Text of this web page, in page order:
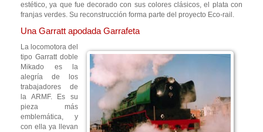
estético, ya que fue decorado con sus colores clásicos, el plata con
franjas verdes. Su reconstrucción forma parte del proyecto Eco-rail.
Una Garratt apodada Garrafeta
La locomotora del
tipo Garratt doble
Mikado es la
alegría de los
trabajadores de
la ARMF. Es su
pieza más
emblemática, y
con ella ya llevan